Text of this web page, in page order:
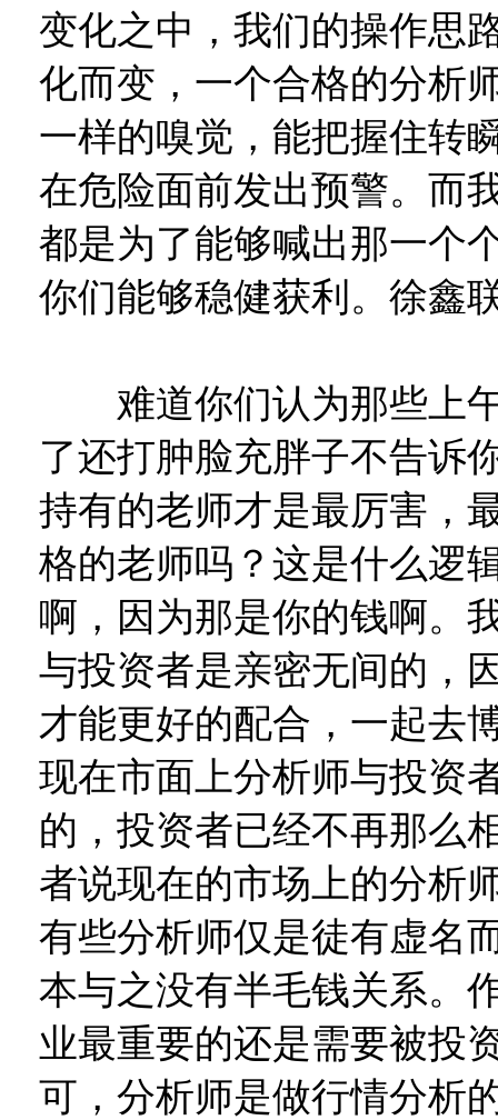
变化之中，我们的操作思
化而变，一个合格的分析
一样的嗅觉，能把握住转
在危险面前发出预警。而
都是为了能够喊出那一个
你们能够稳健获利。徐鑫
难道你们认为那些上午
了还打肿脸充胖子不告诉
持有的老师才是最厉害，
格的老师吗？这是什么逻
啊，因为那是你的钱啊。
与投资者是亲密无间的，
才能更好的配合，一起去
现在市面上分析师与投资
的，投资者已经不再那么
者说现在的市场上的分析
有些分析师仅是徒有虚名
本与之没有半毛钱关系。
业最重要的还是需要被投
可，分析师是做行情分析